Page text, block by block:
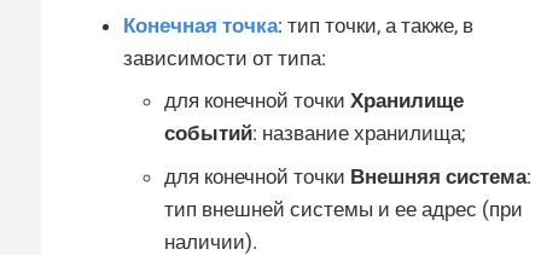
Конечная точка: тип точки, а также, в
зависимости от типа:
для конечной точки Хранилище
событий: название хранилища;
для конечной точки Внешняя система:
тип внешней системы и ее адрес (при
наличии).